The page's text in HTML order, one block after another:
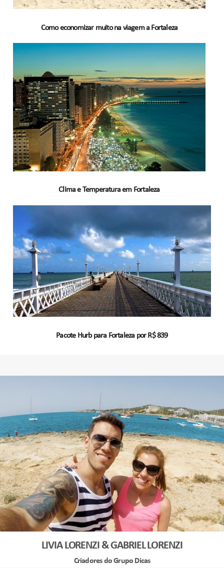
Como economizar muito na viagem a Fortaleza
Clima e Temperatura em Fortaleza
Pacote Hurb para Fortaleza por R$ 839
LIVIA LORENZI & GABRIEL LORENZI
Criadores do Grupo Dicas